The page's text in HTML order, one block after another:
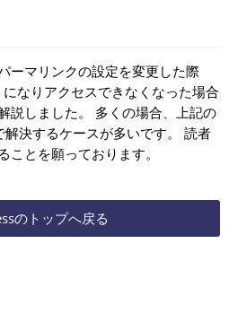
ーマリンクの設定を変更した際
なりアクセスできなくなった場合
説しました。 多くの場合、上記の
決するケースが多いです。 読者
とを願っております。
のトップへ戻る